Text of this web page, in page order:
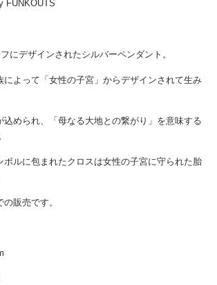
FUNKOUTS
にデザインされたシルバーペンダント。
によって「女性の子宮」からデザインされて生み
込められ、「母なる大地との繋がり」を意味する
ボルに包まれたクロスは女性の子宮に守られた胎
販売です。